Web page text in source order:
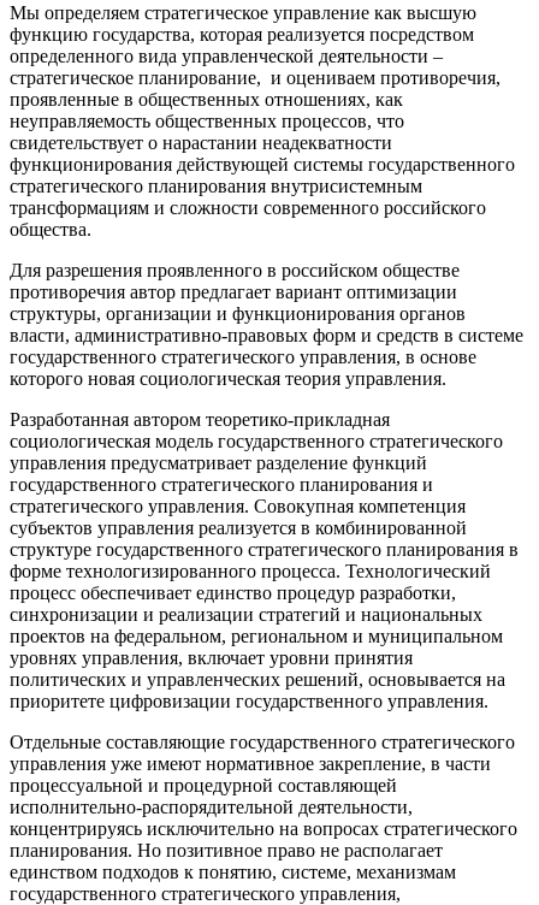
Мы определяем стратегическое управление как высшую
функцию государства, которая реализуется посредством
определенного вида управленческой деятельности –
стратегическое планирование, и оцениваем противоречия,
проявленные в общественных отношениях, как
неуправляемость общественных процессов, что
свидетельствует о нарастании неадекватности
функционирования действующей системы государственного
стратегического планирования внутрисистемным
трансформациям и сложности современного российского
общества.
Для разрешения проявленного в российском обществе
противоречия автор предлагает вариант оптимизации
структуры, организации и функционирования органов
власти, административно-правовых форм и средств в системе
государственного стратегического управления, в основе
которого новая социологическая теория управления.
Разработанная автором теоретико-прикладная
социологическая модель государственного стратегического
управления предусматривает разделение функций
государственного стратегического планирования и
стратегического управления. Совокупная компетенция
субъектов управления реализуется в комбинированной
структуре государственного стратегического планирования в
форме технологизированного процесса. Технологический
процесс обеспечивает единство процедур разработки,
синхронизации и реализации стратегий и национальных
проектов на федеральном, региональном и муниципальном
уровнях управления, включает уровни принятия
политических и управленческих решений, основывается на
приоритете цифровизации государственного управления.
Отдельные составляющие государственного стратегического
управления уже имеют нормативное закрепление, в части
процессуальной и процедурной составляющей
исполнительно-распорядительной деятельности,
концентрируясь исключительно на вопросах стратегического
планирования. Но позитивное право не располагает
единством подходов к понятию, системе, механизмам
государственного стратегического управления,